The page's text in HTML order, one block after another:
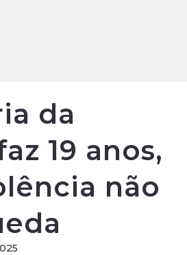
da
19 anos,
não